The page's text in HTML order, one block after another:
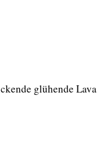
glühende Lava